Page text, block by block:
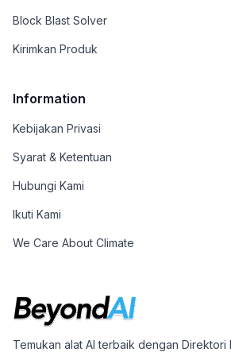
Block Blast Solver
Kirimkan Produk
Information
Kebijakan Privasi
Syarat & Ketentuan
Hubungi Kami
Ikuti Kami
We Care About Climate
Temukan alat AI terbaik dengan Direktori